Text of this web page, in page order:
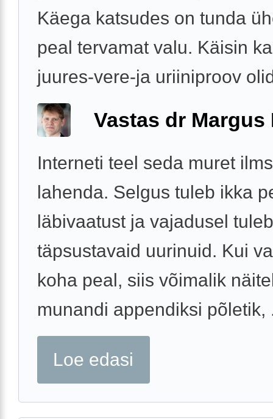
Käega katsudes on tunda
peal tervamat valu. Käisin
juures-vere-ja uriiniproov
Vastas dr Margus
Interneti teel seda muret
lahenda. Selgus tuleb ikka
läbivaatust ja vajadusel
täpsustavaid uurinuid. Kui
koha peal, siis võimalik
munandi appendiksi põletik,
Loe edasi